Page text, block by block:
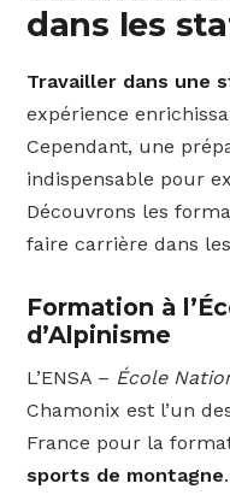
dans les
Travailler dans une
expérience
Cependant, une
indispensable pour
Découvrons les
faire carrière dans
Formation à
d’Alpinisme
L’ENSA – École
Chamonix est l’un
France pour la
sports de montagne.